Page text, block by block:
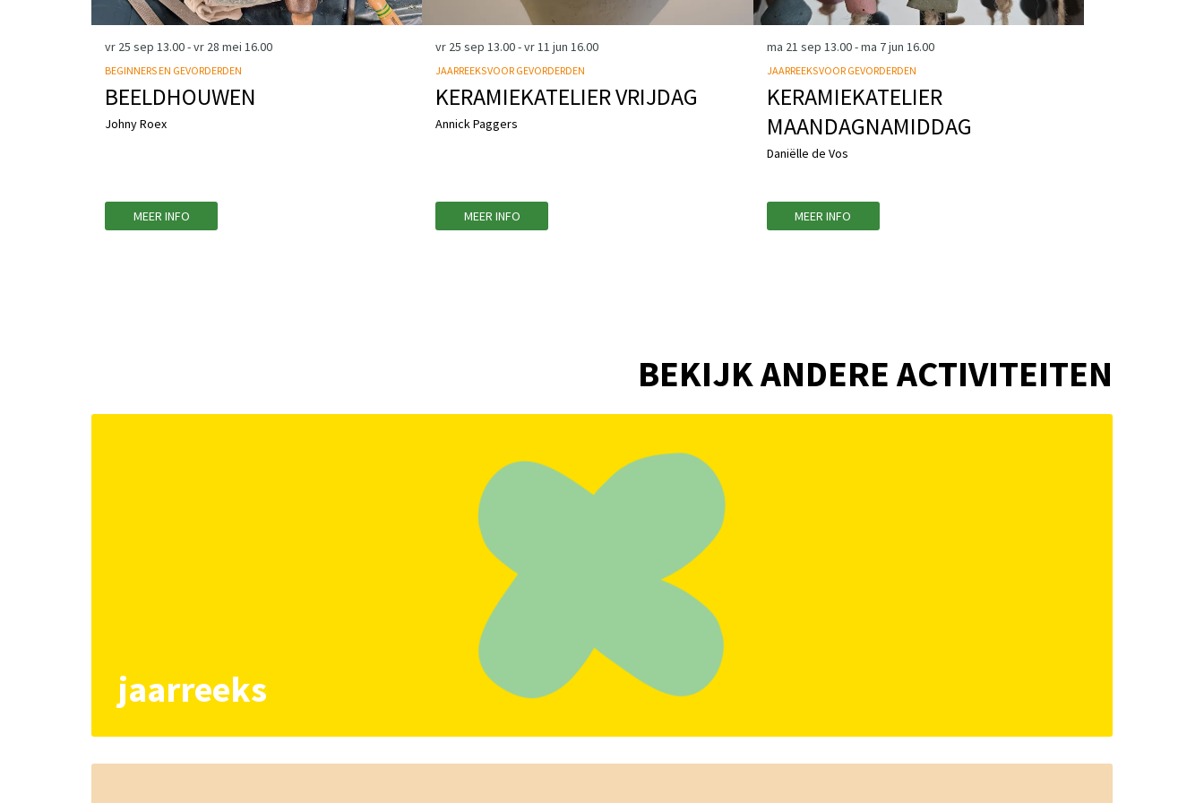
BEELDHOUWEN
Johny Roex
BEGINNERS EN GEVORDERDEN
vr 25 sep 13.00-vr 28 mei 16.00
MEER INFO
KERAMIEKATELIER VRIJDAG
Annick Paggers
JAARREEKS VOOR GEVORDERDEN
vr 25 sep13.00-vr 11 jun16.00
MEER INFO
KERAMIEKATELIER
MAANDAGNAMIDDAG
Daniëlle de Vos
JAARREEKS VOOR GEVORDERDEN
ma 21 sep 13.00-ma 7 jun 16.00
MEER INFO
BEKIJK ANDERE ACTIVITEITEN
jaarreeks